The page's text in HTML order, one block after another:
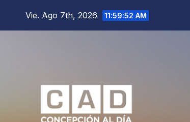
Vie. Ago 7th, 2026 11:59:54 AM